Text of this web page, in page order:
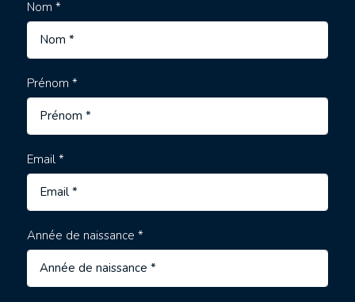
Nom *
Prénom *
Email *
Année de naissance *